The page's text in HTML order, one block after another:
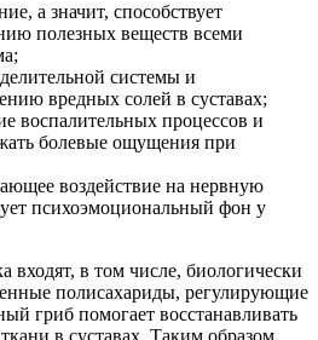
а значит, способствует
полезных веществ всеми
системы и
вредных солей в суставах;
воспалительных процессов и
болевые ощущения при
воздействие на нервную
психоэмоциональный фон у
входят, в том числе, биологически
полисахариды, регулирующие
гриб помогает восстанавливать